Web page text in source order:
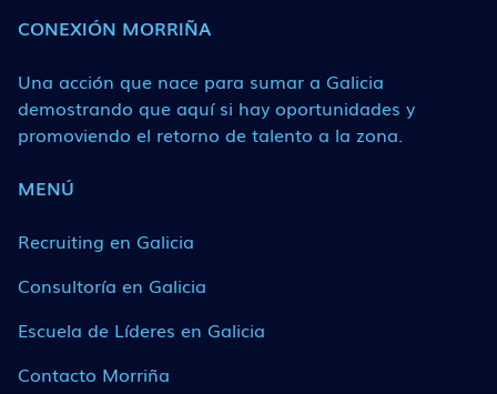
CONEXIÓN MORRIÑA
Una acción que nace para sumar a Galicia
demostrando que aquí si hay oportunidades y
promoviendo el retorno de talento a la zona.
MENÚ
Recruiting en Galicia
Consultoría en Galicia
Escuela de Líderes en Galicia
Contacto Morriña